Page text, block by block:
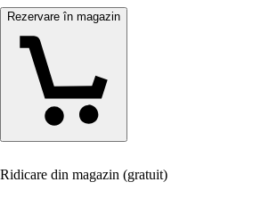
Rezervare în magazin
Ridicare din magazin (gratuit)